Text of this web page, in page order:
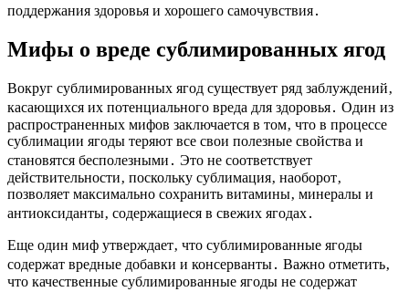
поддержания здоровья и хорошего самочувствия․
Мифы о вреде сублимированных ягод
Вокруг сублимированных ягод существует ряд заблуждений‚
касающихся их потенциального вреда для здоровья․ Один из
распространенных мифов заключается в том‚ что в процессе
сублимации ягоды теряют все свои полезные свойства и
становятся бесполезными․ Это не соответствует
действительности‚ поскольку сублимация‚ наоборот‚
позволяет максимально сохранить витамины‚ минералы и
антиоксиданты‚ содержащиеся в свежих ягодах․
Еще один миф утверждает‚ что сублимированные ягоды
содержат вредные добавки и консерванты․ Важно отметить‚
что качественные сублимированные ягоды не содержат